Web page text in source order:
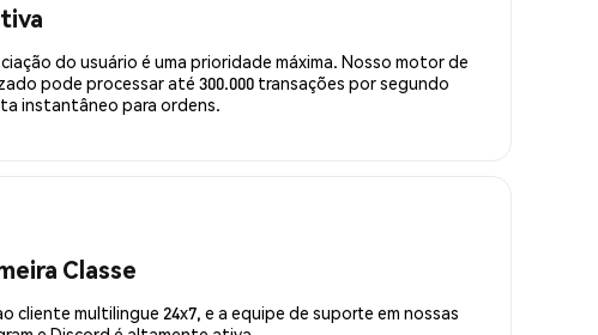
do usuário é uma prioridade máxima. Nosso motor de
pode processar até 300.000 transações por segundo
instantâneo para ordens.
Classe
cliente multilingue 24x7, e a equipe de suporte em nossas